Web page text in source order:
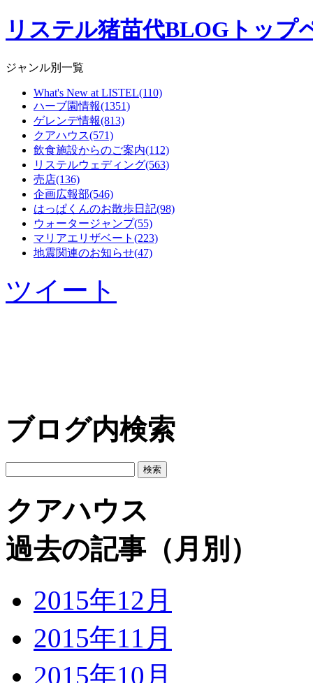
リステル猪苗代BLOGトップ
ジャンル別一覧
What's New at LISTEL(110)
ハーブ園情報(1351)
ゲレンデ情報(813)
クアハウス(571)
飲食施設からのご案内(112)
リステルウェディング(563)
売店(136)
企画広報部(546)
はっぱくんのお散歩日記(98)
ウォータージャンプ(55)
マリアエリザベート(223)
地震関連のお知らせ(47)
ツイート
ブログ内検索
クアハウス
過去の記事（月別）
2015年12月
2015年11月
2015年10月